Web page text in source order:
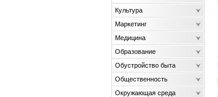
Культура
Маркетинг
Медицина
Образование
Обустройство быта
Общественность
Окружающая среда